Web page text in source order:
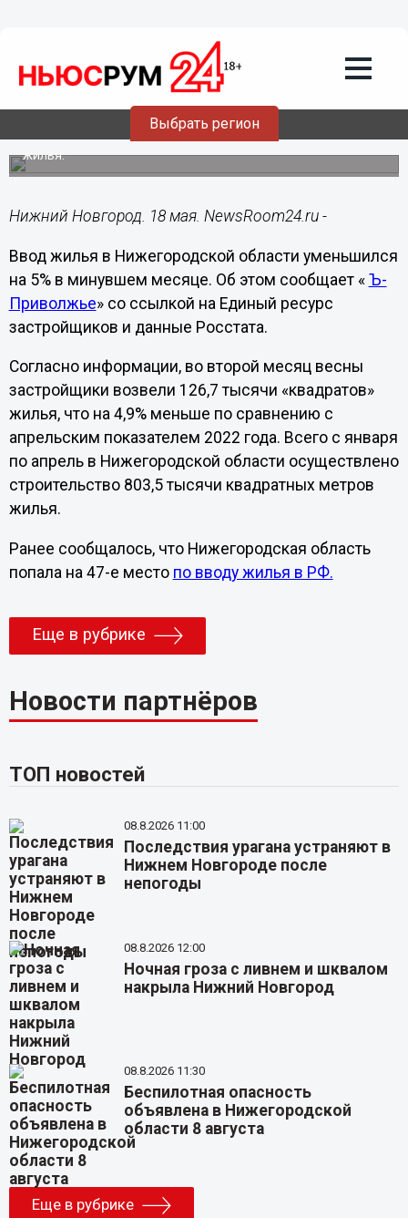
Выбрать регион
18.05.202316:04
Ввод жилья в Нижегородской области
уменьшился в апреле на 5%
Нижегородские застройщики сдали 126,7 тысячи кв.м.
жилья.
Нижний Новгород. 18 мая. NewsRoom24.ru -
Ввод жилья в Нижегородской области уменьшился
на 5% в минувшем месяце. Об этом сообщает « Ъ-
Приволжье» со ссылкой на Единый ресурс
застройщиков и данные Росстата.
Согласно информации, во второй месяц весны
застройщики возвели 126,7 тысячи «квадратов»
жилья, что на 4,9% меньше по сравнению с
апрельским показателем 2022 года. Всего с января
по апрель в Нижегородской области осуществлено
строительство 803,5 тысячи квадратных метров
жилья.
Ранее сообщалось, что Нижегородская область
попала на 47-е место по вводу жилья в РФ.
Еще в рубрике
Новости партнёров
ТОП новостей
08.8.2026 11:00
Последствия урагана устраняют в
Нижнем Новгороде после
непогоды
08.8.2026 12:00
Ночная гроза с ливнем и шквалом
накрыла Нижний Новгород
08.8.2026 11:30
Беспилотная опасность
объявлена в Нижегородской
области 8 августа
Еще в рубрике